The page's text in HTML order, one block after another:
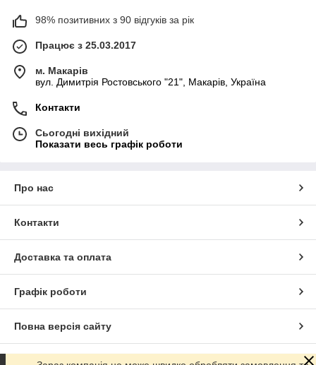
98% позитивних з 90 відгуків за рік
Працює з 25.03.2017
м. Макарів
вул. Димитрія Ростовського "21", Макарів, Україна
Контакти
Сьогодні вихідний
Показати весь графік роботи
Про нас
Контакти
Доставка та оплата
Графік роботи
Повна версія сайту
Сайт створено на маркетплейсі Prom.ua